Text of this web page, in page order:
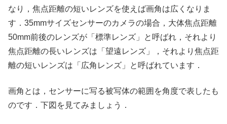
なり，焦点距離の短いレンズを使えば画角は広くなりま
す．35mmサイズセンサーのカメラの場合，大体焦点距離
50mm前後のレンズが「標準レンズ」と呼ばれ，それより
焦点距離の長いレンズは「望遠レンズ」，それより焦点距
離の短いレンズは「広角レンズ」と呼ばれています．
画角とは，センサーに写る被写体の範囲を角度で表したも
のです．下図を見てみましょう．